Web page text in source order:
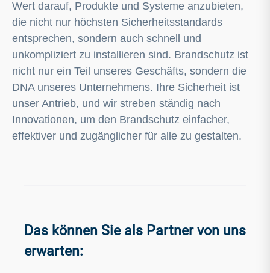
Wert darauf, Produkte und Systeme anzubieten,
die nicht nur höchsten Sicherheitsstandards
entsprechen, sondern auch schnell und
unkompliziert zu installieren sind. Brandschutz ist
nicht nur ein Teil unseres Geschäfts, sondern die
DNA unseres Unternehmens. Ihre Sicherheit ist
unser Antrieb, und wir streben ständig nach
Innovationen, um den Brandschutz einfacher,
effektiver und zugänglicher für alle zu gestalten.
Das können Sie als Partner von uns
erwarten: